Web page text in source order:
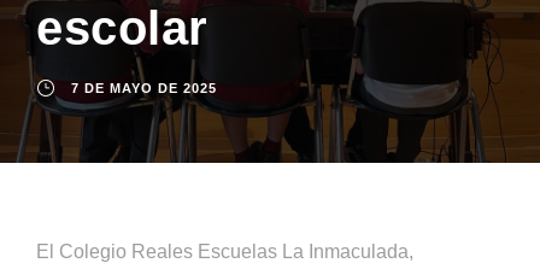
escolar
7 DE MAYO DE 2025
El Colegio Reales Escuelas La Inmaculada,